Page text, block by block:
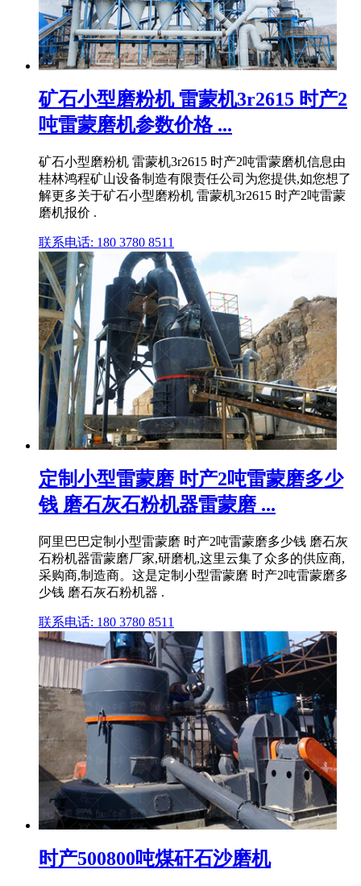
矿石小型磨粉机 雷蒙机3r2615 时产2
吨雷蒙磨机参数价格 ...
矿石小型磨粉机 雷蒙机3r2615 时产2吨雷蒙磨机信息由
桂林鸿程矿山设备制造有限责任公司为您提供,如您想了
解更多关于矿石小型磨粉机 雷蒙机3r2615 时产2吨雷蒙
磨机报价 .
联系电话: 180 3780 8511
定制小型雷蒙磨 时产2吨雷蒙磨多少
钱 磨石灰石粉机器雷蒙磨 ...
阿里巴巴定制小型雷蒙磨 时产2吨雷蒙磨多少钱 磨石灰
石粉机器雷蒙磨厂家,研磨机,这里云集了众多的供应商,
采购商,制造商。这是定制小型雷蒙磨 时产2吨雷蒙磨多
少钱 磨石灰石粉机器 .
联系电话: 180 3780 8511
时产500800吨煤矸石沙磨机